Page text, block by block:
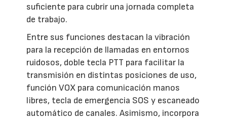
suficiente para cubrir una jornada completa
de trabajo.
Entre sus funciones destacan la vibración
para la recepción de llamadas en entornos
ruidosos, doble tecla PTT para facilitar la
transmisión en distintas posiciones de uso,
función VOX para comunicación manos
libres, tecla de emergencia SOS y escaneado
automático de canales. Asimismo, incorpora